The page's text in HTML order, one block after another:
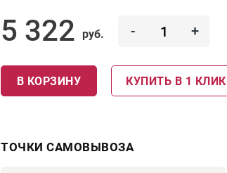
5 322 руб. - +
В КОРЗИНУ КУПИТЬ В 1 КЛИК
ТОЧКИ САМОВЫВОЗА